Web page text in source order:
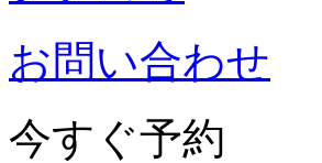
お問い合わせ
今すぐ予約